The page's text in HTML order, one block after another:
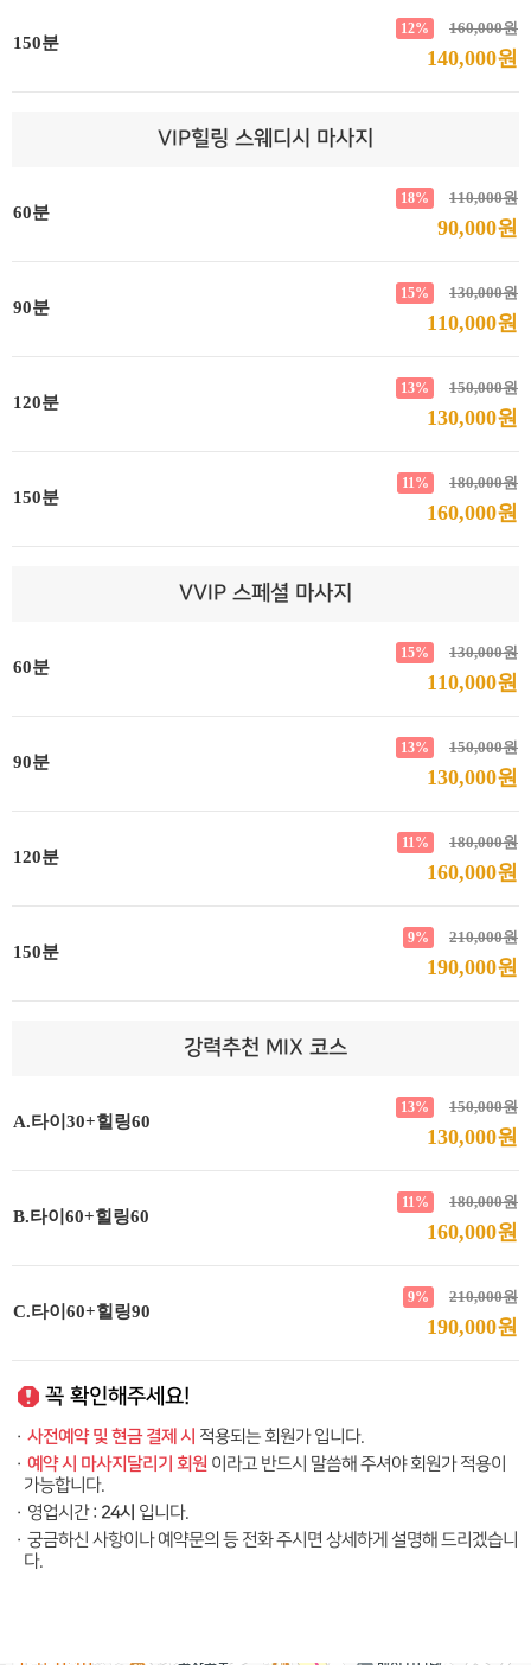
150분
160,000원
12%
140,000원
VIP힐링 스웨디시 마사지
60분
110,000원
18%
90,000원
90분
130,000원
15%
110,000원
120분
150,000원
13%
130,000원
150분
180,000원
11%
160,000원
VVIP 스페셜 마사지
60분
130,000원
15%
110,000원
90분
150,000원
13%
130,000원
120분
180,000원
11%
160,000원
150분
210,000원
9%
190,000원
강력추천 MIX 코스
A.타이30+힐링60
150,000원
13%
130,000원
B.타이60+힐링60
180,000원
11%
160,000원
C.타이60+힐링90
210,000원
9%
190,000원
꼭 확인해주세요!
· 사전예약 및 현금 결제 시 적용되는 회원가 입니다.
· 예약 시 마사지달리기 회원 이라고 반드시 말씀해 주셔야 회원가 적용이
가능합니다.
· 영업시간 : 24시 입니다.
· 궁금하신 사항이나 예약문의 등 전화 주시면 상세하게 설명해 드리겠습니
다.